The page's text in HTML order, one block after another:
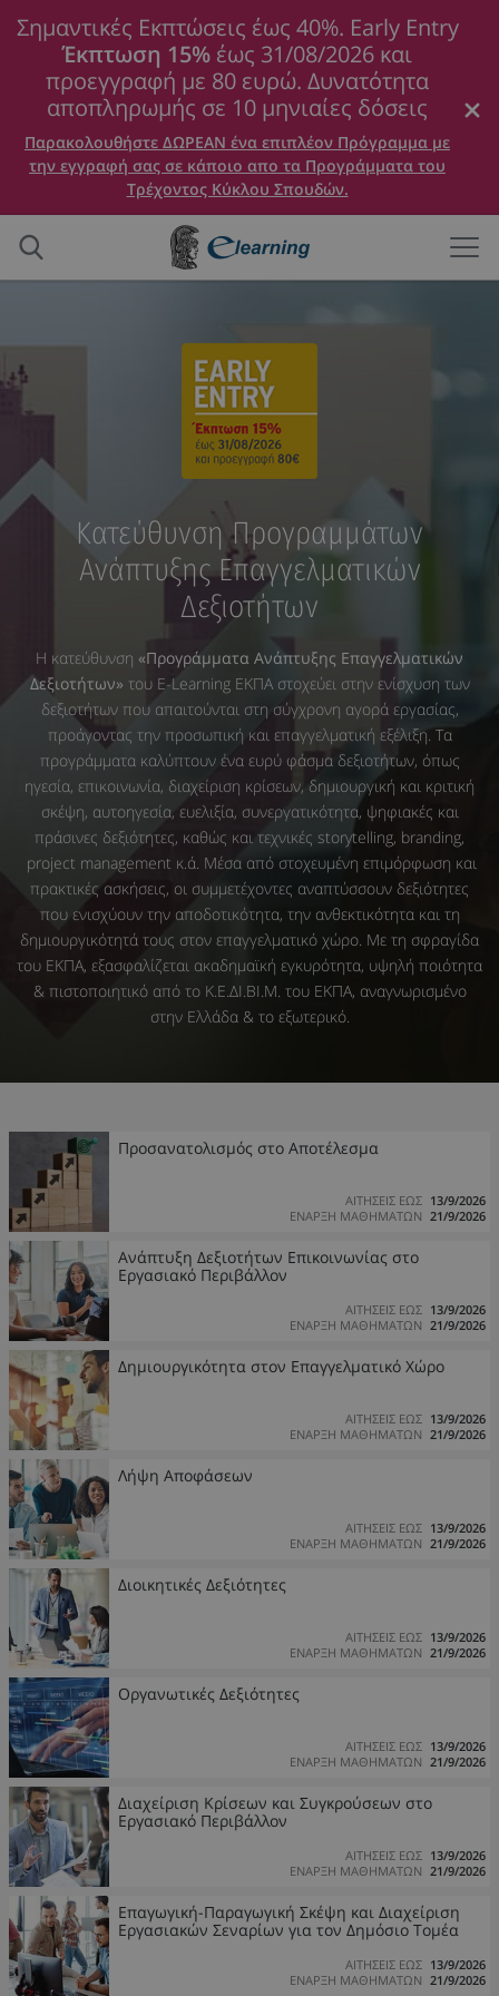
Σημαντικές Εκπτώσεις έως 40%. Early Entry
Έκπτωση 15% έως 31/08/2026 και
προεγγραφή με 80 ευρώ. Δυνατότητα
αποπληρωμής σε 10 μηνιαίες δόσεις
Παρακολουθήστε ΔΩΡΕΑΝ ένα επιπλέον Πρόγραμμα με
την εγγραφή σας σε κάποιο απο τα Προγράμματα του
Τρέχοντος Κύκλου Σπουδών.
Κατεύθυνση Προγραμμάτων
Ανάπτυξης Επαγγελματικών
Δεξιοτήτων
Η κατεύθυνση «Προγράμματα Ανάπτυξης Επαγγελματικών
Δεξιοτήτων» του E-Learning ΕΚΠΑ στοχεύει στην ενίσχυση των
δεξιοτήτων που απαιτούνται στη σύγχρονη αγορά εργασίας,
προάγοντας την προσωπική και επαγγελματική εξέλιξη. Τα
προγράμματα καλύπτουν ένα ευρύ φάσμα δεξιοτήτων, όπως
ηγεσία, επικοινωνία, διαχείριση κρίσεων, δημιουργική και κριτική
σκέψη, αυτοηγεσία, ευελιξία, συνεργατικότητα, ψηφιακές και
πράσινες δεξιότητες, καθώς και τεχνικές storytelling, branding,
project management κ.ά. Μέσα από στοχευμένη επιμόρφωση και
πρακτικές ασκήσεις, οι συμμετέχοντες αναπτύσσουν δεξιότητες
που ενισχύουν την αποδοτικότητα, την ανθεκτικότητα και τη
δημιουργικότητά τους στον επαγγελματικό χώρο. Με τη σφραγίδα
του ΕΚΠΑ, εξασφαλίζεται ακαδημαϊκή εγκυρότητα, υψηλή ποιότητα
& πιστοποιητικό από το Κ.Ε.ΔΙ.ΒΙ.Μ. του ΕΚΠΑ, αναγνωρισμένο
στην Ελλάδα & το εξωτερικό.
Προσανατολισμός στο Αποτέλεσμα
ΑΙΤΗΣΕΙΣ ΕΩΣ 13/9/2026
ΕΝΑΡΞΗ ΜΑΘΗΜΑΤΩΝ 21/9/2026
Ανάπτυξη Δεξιοτήτων Επικοινωνίας στο
Εργασιακό Περιβάλλον
ΑΙΤΗΣΕΙΣ ΕΩΣ 13/9/2026
ΕΝΑΡΞΗ ΜΑΘΗΜΑΤΩΝ 21/9/2026
Δημιουργικότητα στον Επαγγελματικό Χώρο
ΑΙΤΗΣΕΙΣ ΕΩΣ 13/9/2026
ΕΝΑΡΞΗ ΜΑΘΗΜΑΤΩΝ 21/9/2026
Λήψη Αποφάσεων
ΑΙΤΗΣΕΙΣ ΕΩΣ 13/9/2026
ΕΝΑΡΞΗ ΜΑΘΗΜΑΤΩΝ 21/9/2026
Διοικητικές Δεξιότητες
ΑΙΤΗΣΕΙΣ ΕΩΣ 13/9/2026
ΕΝΑΡΞΗ ΜΑΘΗΜΑΤΩΝ 21/9/2026
Οργανωτικές Δεξιότητες
ΑΙΤΗΣΕΙΣ ΕΩΣ 13/9/2026
ΕΝΑΡΞΗ ΜΑΘΗΜΑΤΩΝ 21/9/2026
Διαχείριση Κρίσεων και Συγκρούσεων στο
Εργασιακό Περιβάλλον
ΑΙΤΗΣΕΙΣ ΕΩΣ 13/9/2026
ΕΝΑΡΞΗ ΜΑΘΗΜΑΤΩΝ 21/9/2026
Επαγωγική-Παραγωγική Σκέψη και Διαχείριση
Εργασιακών Σεναρίων για τον Δημόσιο Τομέα
ΑΙΤΗΣΕΙΣ ΕΩΣ 13/9/2026
ΕΝΑΡΞΗ ΜΑΘΗΜΑΤΩΝ 21/9/2026